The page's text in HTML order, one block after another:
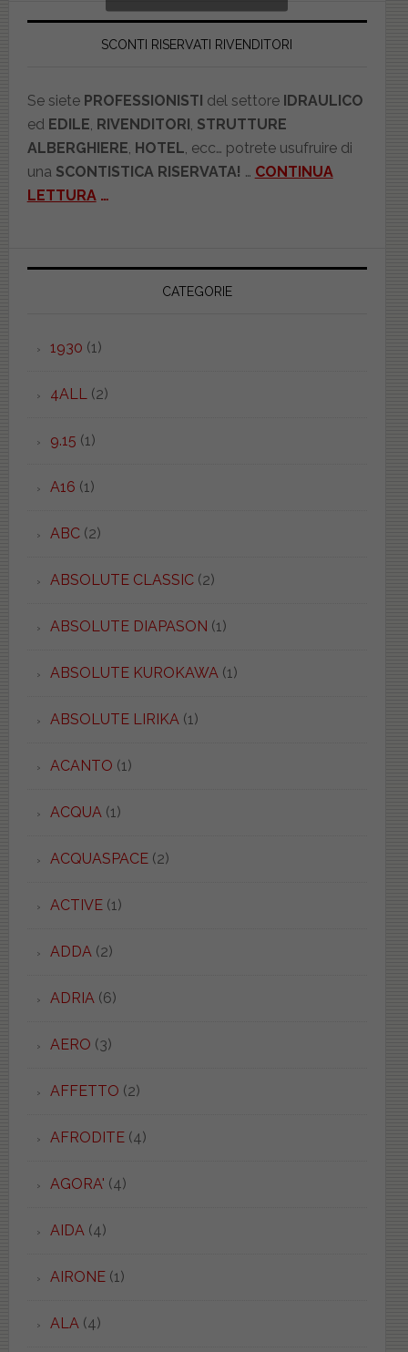
SCONTI RISERVATI RIVENDITORI
Se siete PROFESSIONISTI del settore IDRAULICO
ed EDILE RIVENDITORI STRUTTURE
ALBERGHIERE HOTEL , ecc… potrete usufruire di
una SCONTISTICA RISERVATA! … CONTINUA
LETTURA …
CATEGORIE
1930 (1)
4ALL (2)
9.15 (1)
A16 (1)
ABC(2)
ABSOLUTE CLASSIC(2)
ABSOLUTE DIAPASON (1)
ABSOLUTE KUROKAWA (1)
ABSOLUTE LIRIKA (1)
ACANTO (1)
ACQUA (1)
ACQUASPACE(2)
ACTIVE(1)
ADDA (2)
ADRIA (6)
AERO (3)
AFFETTO (2)
AFRODITE(4)
AGORA' (4)
AIDA (4)
AIRONE(1)
ALA (4)